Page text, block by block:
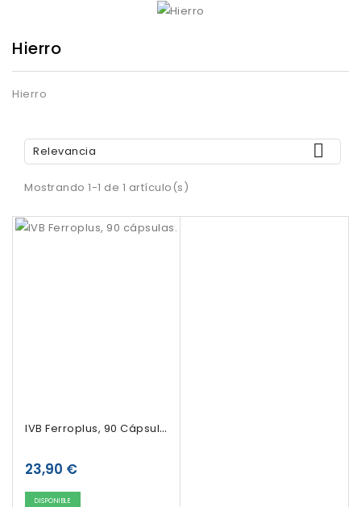
Hierro
Hierro
Relevancia 
Mostrando 1-1 de 1 artículo(s)
IVB Ferroplus, 90 Cápsulas
23,90 €
DISPONIBLE